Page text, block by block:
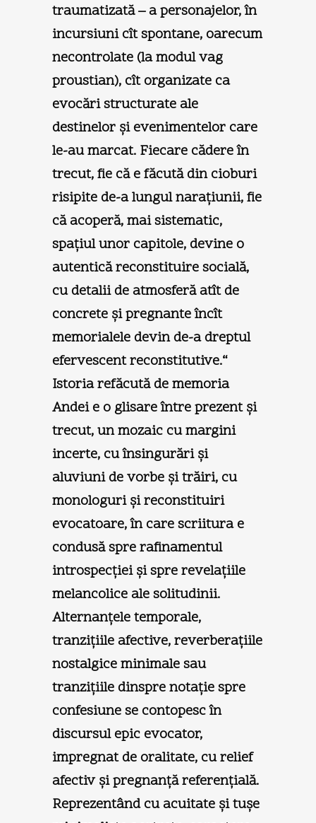
traumatizată – a personajelor, în
incursiuni cît spontane, oarecum
necontrolate (la modul vag
proustian), cît organizate ca
evocări structurate ale
destinelor şi evenimentelor care
le-au marcat. Fiecare cădere în
trecut, fie că e făcută din cioburi
risipite de-a lungul naraţiunii, fie
că acoperă, mai sistematic,
spaţiul unor capitole, devine o
autentică reconstituire socială,
cu detalii de atmosferă atît de
concrete şi pregnante încît
memorialele devin de-a dreptul
efervescent reconstitutive.“
Istoria refăcută de memoria
Andei e o glisare între prezent şi
trecut, un mozaic cu margini
incerte, cu însingurări şi
aluviuni de vorbe şi trăiri, cu
monologuri şi reconstituiri
evocatoare, în care scriitura e
condusă spre rafinamentul
introspecţiei şi spre revelaţiile
melancolice ale solitudinii.
Alternanţele temporale,
tranziţiile afective, reverberaţiile
nostalgice minimale sau
tranziţiile dinspre notaţie spre
confesiune se contopesc în
discursul epic evocator,
impregnat de oralitate, cu relief
afectiv şi pregnanţă referenţială.
Reprezentând cu acuitate şi tuşe